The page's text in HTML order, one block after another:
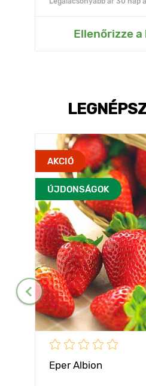
Ellenőrizze
AKCIÓ
ÚJDONSÁGOK
Eper Albion